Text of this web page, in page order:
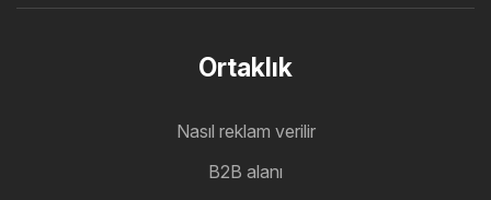
Ortaklık
Nasıl reklam verilir
B2B alanı